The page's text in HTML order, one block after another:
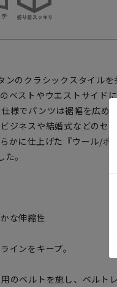
のクラシックスタイル
ベストやウエストサイド
様でパンツは裾幅を広め
ジネスや結婚式などのセ
かに仕上げた『ウール/ポ
。
な伸縮性
インをキープ。
のベルトを施し、ベルト